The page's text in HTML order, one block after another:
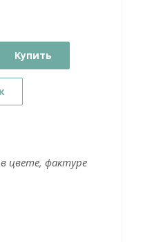
Купить
цвете, фактуре